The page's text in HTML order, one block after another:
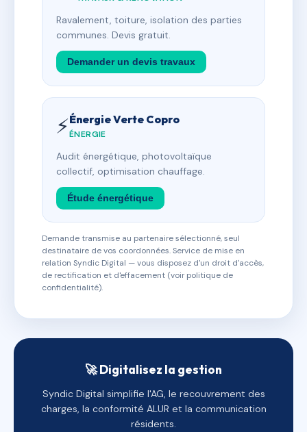
Ravalement, toiture, isolation des parties
communes. Devis gratuit.
Demander un devis travaux
⚡Énergie Verte Copro
ÉNERGIE
Audit énergétique, photovoltaïque
collectif, optimisation chauffage.
Étude énergétique
Demande transmise au partenaire sélectionné, seul
destinataire de vos coordonnées. Service de mise en
relation Syndic Digital — vous disposez d'un droit d'accès,
de rectification et d'effacement (voir politique de
confidentialité).
🚀 Digitalisez la gestion
Syndic Digital simplifie l'AG, le recouvrement des
charges, la conformité ALUR et la communication
résidents.